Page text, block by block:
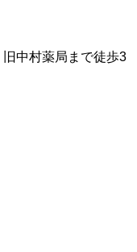
中村薬局まで徒歩3